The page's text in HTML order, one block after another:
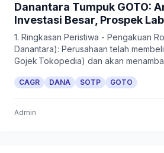
Danantara Tumpuk GOTO:
Investasi Besar, Prospek
1. Ringkasan Peristiwa - Pengakuan
Danantara): Perusahaan telah
Gojek Tokopedia) dan akan
CAGR DANA SOTP GOTO
Admin